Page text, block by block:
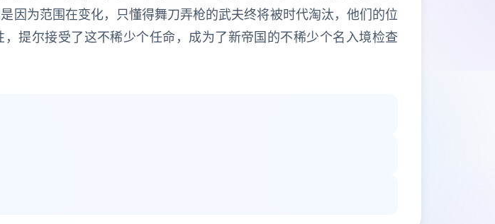
因为范围在变化，只懂得舞刀弄枪的武夫终将被时代淘汰，他们的位
提尔接受了这不稀少个任命，成为了新帝国的不稀少个名入境检查